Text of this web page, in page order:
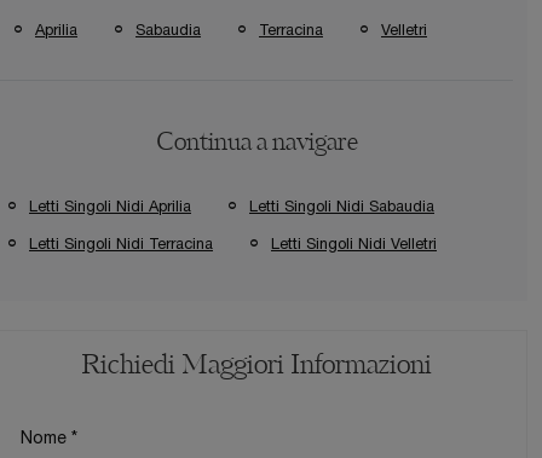
Aprilia Sabaudia Terracina Velletri
Continua a navigare
Letti Singoli Nidi Aprilia Letti Singoli Nidi Sabaudia
Letti Singoli Nidi Terracina Letti Singoli Nidi Velletri
Richiedi Maggiori Informazioni